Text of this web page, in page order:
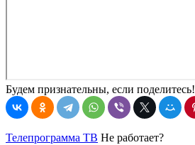
Будем признательны, если поделитесь!
Телепрограмма ТВ Не работает?